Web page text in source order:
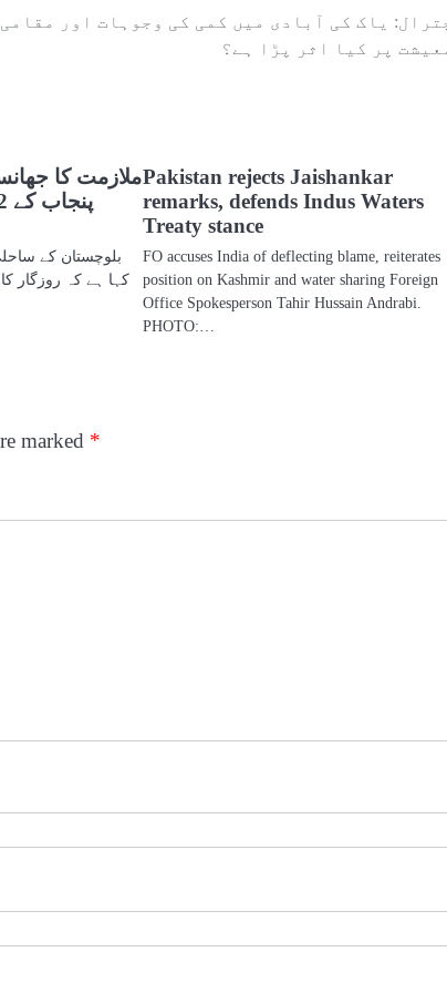
یاک کی آبادی میں کمی کی وجوہات اور مقامی
پر کیا اثر پڑا ہے؟
ملازمت کا
بلوچستان کے
کہا ہے کہ روزگار
Pakistan rejects Jaishankar
remarks, defends Indus Waters
Treaty stance
FO accuses India of deflecting blame, reiterates
position on Kashmir and water sharing Foreign
Office Spokesperson Tahir Hussain Andrabi.
PHOTO:…
marked *